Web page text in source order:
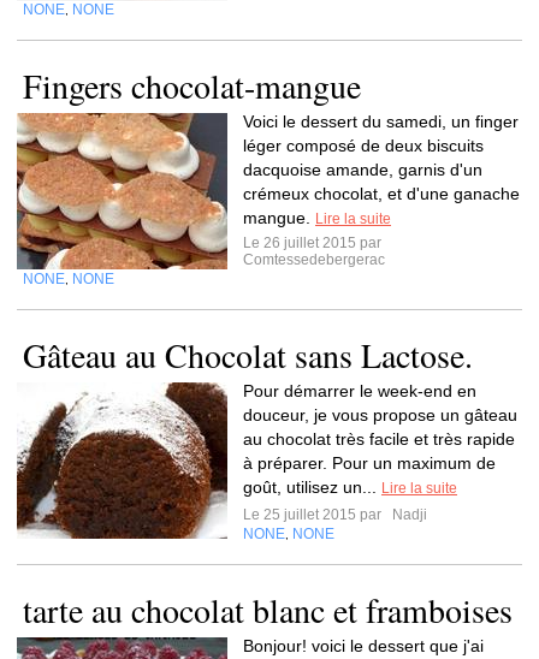
NONE NONE
Fingers chocolat-mangue
Voici le dessert du samedi, un finger
léger composé de deux biscuits
dacquoise amande, garnis d'un
crémeux chocolat, et d'une ganache
mangue.
Lire la suite
Le 26 juillet 2015 par
Comtessedebergerac
NONE NONE
Gâteau au Chocolat sans Lactose.
Pour démarrer le week-end en
douceur, je vous propose un gâteau
au chocolat très facile et très rapide
à préparer. Pour un maximum de
goût, utilisez un...
Lire la suite
Le 25 juillet 2015 par
Nadji
NONE NONE
tarte au chocolat blanc et framboises
Bonjour! voici le dessert que j'ai